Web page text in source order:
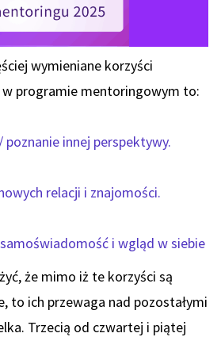
wymieniane korzyści
w programie mentoringowym to:
poznanie innej perspektywy.
relacji i znajomości.
i wgląd w siebie
że mimo iż te korzyści są
to ich przewaga nad pozostałymi
Trzecią od czwartej i piątej